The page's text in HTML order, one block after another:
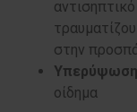
στην
Υπερύψωση
οίδημα